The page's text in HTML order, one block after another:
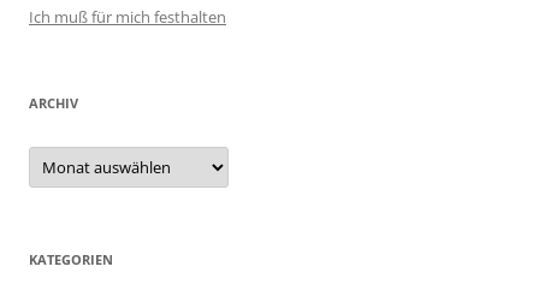
Ich muß für mich festhalten
ARCHIV
Archiv
KATEGORIEN